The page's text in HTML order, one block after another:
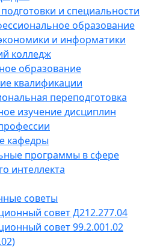
и специальности
образование
и информатики
колледж
образование
квалификации
переподготовка
изучение дисциплин
кафедры
программы в сфере
интеллекта
советы
совет Д212.277.04
совет 99.2.001.02